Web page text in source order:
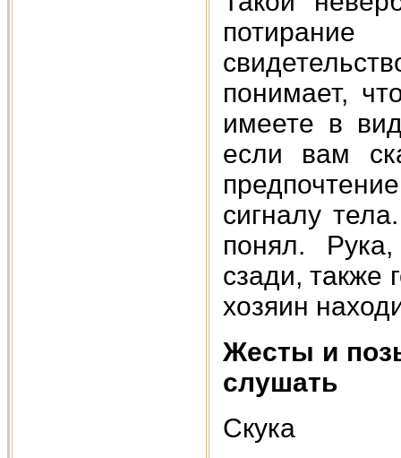
понимает,
имеете в
если вам
сигналу
понял.
сзади, также
хозяин
Жесты и
слушать
Скука